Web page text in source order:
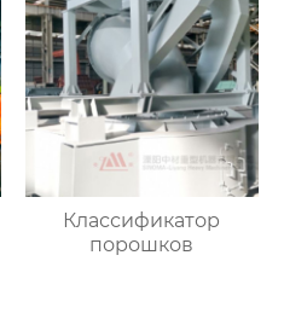
Классификатор
порошков